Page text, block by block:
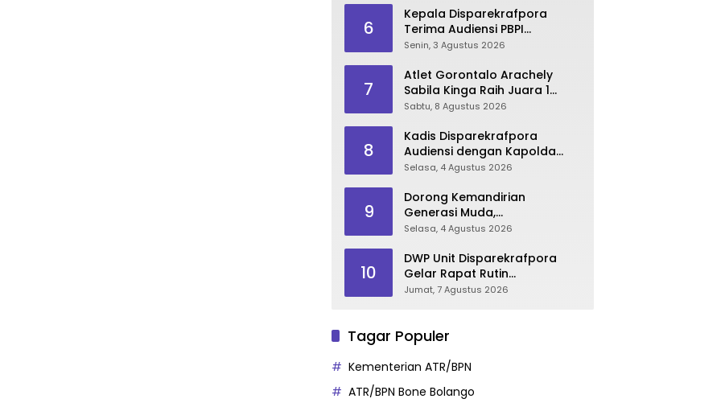
6
Kepala Disparekrafpora
Terima Audiensi PBPI
Gorontalo.
Senin, 3 Agustus 2026
7
Atlet Gorontalo Arachely
Sabila Kinga Raih Juara 1
Audisi Umum PB Djarum 2026
Sabtu, 8 Agustus 2026
8
Kadis Disparekrafpora
Audiensi dengan Kapolda
Gorontalo, Perkuat Sinergi
Karnaval Karawo 2026
Selasa, 4 Agustus 2026
9
Dorong Kemandirian
Generasi Muda,
Disparekrafpora Galang
Deprov
Selasa, 4 Agustus 2026
10
DWP Unit Disparekrafpora
Gelar Rapat Rutin
Dirangkaikan Edukasi
Jumat, 7 Agustus 2026
Tagar Populer
Kementerian ATR/BPN
ATR/BPN Bone Bolango